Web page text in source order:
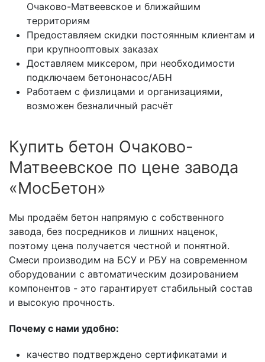
Очаково-Матвеевское и ближайшим
территориям
Предоставляем скидки постоянным клиентам и
при крупнооптовых заказах
Доставляем миксером, при необходимости
подключаем бетононасос/АБН
Работаем с физлицами и организациями,
возможен безналичный расчёт
Купить бетон Очаково-
Матвеевское по цене завода
«МосБетон»
Мы продаём бетон напрямую с собственного
завода, без посредников и лишних наценок,
поэтому цена получается честной и понятной.
Смеси производим на БСУ и РБУ на современном
оборудовании с автоматическим дозированием
компонентов - это гарантирует стабильный состав
и высокую прочность.
Почему с нами удобно:
качество подтверждено сертификатами и